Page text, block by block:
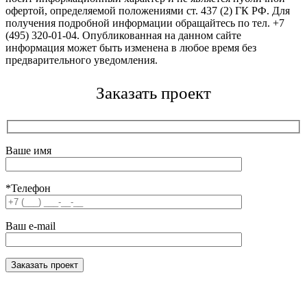
офертой, определяемой положениями ст. 437 (2) ГК РФ. Для
получения подробной информации обращайтесь по тел. +7
(495) 320-01-04. Опубликованная на данном сайте
информация может быть изменена в любое время без
предварительного уведомления.
Заказать проект
Ваше имя
*Телефон
Ваш e-mail